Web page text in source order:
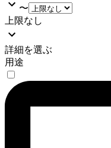
〜
上限なし
詳細を選ぶ
用途